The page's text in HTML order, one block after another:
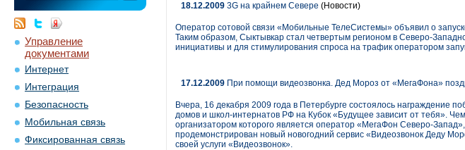
Управление
документами
Интернет
Интеграция
Безопасность
Мобильная связь
Фиксированная связь
18.12.2009 3G на крайнем Севере (Новости)
Оператор сотовой связи «Мобильные ТелеСистемы» объявил о
Таким образом, Сыктывкар стал четвертым регионом в Северо-
инициативы и для стимулирования спроса на трафик оператором
17.12.2009 При помощи видеозвонка. Дед Мороз от «МегаФона»
Вчера, 16 декабря 2009 года в Петербурге состоялось награждение
домов и школ-интернатов РФ на Кубок «Будущее зависит от тебя».
организатором которого является оператор «МегаФон Северо-
продемонстрирован новый новогодний сервис «Видеозвонок Деду
своей услуги «Видеозвонок».